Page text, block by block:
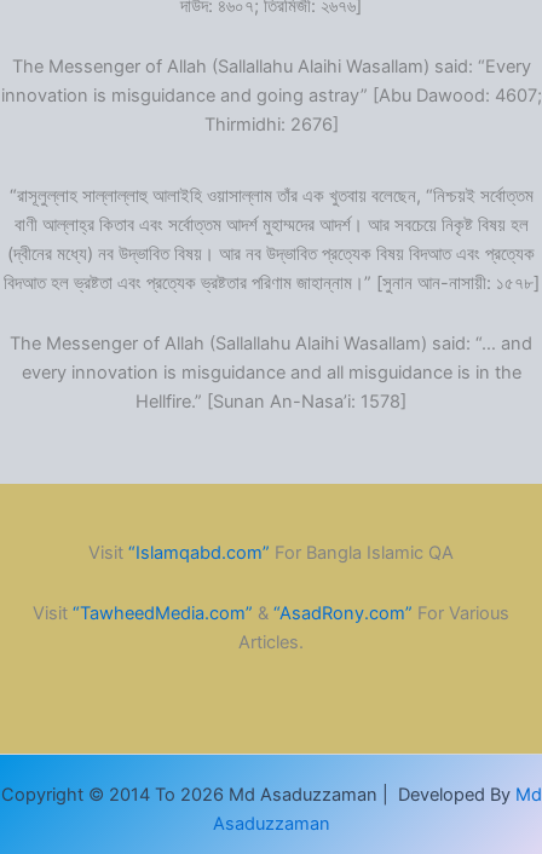
দাউদ: ৪৬০৭; তিরমিজী: ২৬৭৬]
The Messenger of Allah (Sallallahu Alaihi Wasallam) said: “Every
innovation is misguidance and going astray” [Abu Dawood: 4607;
Thirmidhi: 2676]
“রাসূলুল্লাহ সাল্লাল্লাহু আলাইহি ওয়াসাল্লাম তাঁর এক খুতবায় বলেছেন, “নিশ্চয়ই সর্বোত্তম
বাণী আল্লাহ্‌র কিতাব এবং সর্বোত্তম আদর্শ মুহাম্মদের আদর্শ। আর সবচেয়ে নিকৃষ্ট বিষয় হল
(দ্বীনের মধ্যে) নব উদ্ভাবিত বিষয়। আর নব উদ্ভাবিত প্রত্যেক বিষয় বিদআত এবং প্রত্যেক
বিদআত হল ভ্রষ্টতা এবং প্রত্যেক ভ্রষ্টতার পরিণাম জাহান্নাম।” [সুনান আন-নাসায়ী: ১৫৭৮]
The Messenger of Allah (Sallallahu Alaihi Wasallam) said: “… and
every innovation is misguidance and all misguidance is in the
Hellfire.” [Sunan An-Nasa’i: 1578]
Visit “Islamqabd.com” For Bangla Islamic QA
Visit “TawheedMedia.com” & “AsadRony.com” For Various
Articles.
Copyright © 2014 To 2026 Md Asaduzzaman | Developed By Md
Asaduzzaman